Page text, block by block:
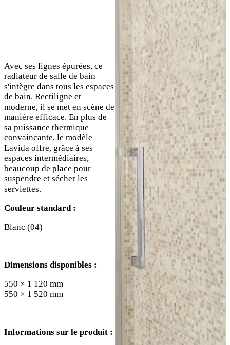
Avec ses lignes épurées, ce
radiateur de salle de bain
s'intègre dans tous les espaces
de bain. Rectiligne et
moderne, il se met en scène de
manière efficace. En plus de
sa puissance thermique
convaincante, le modèle
Lavida offre, grâce à ses
espaces intermédiaires,
beaucoup de place pour
suspendre et sécher les
serviettes.
Couleur standard :
Blanc (04)
Dimensions disponibles :
550 × 1 120 mm
550 × 1 520 mm
Informations sur le produit :